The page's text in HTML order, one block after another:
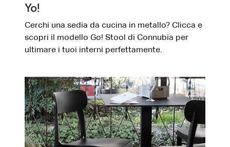
Yo!
Cerchi una sedia da cucina in metallo? Clicca e
scopri il modello Go! Stool di Connubia per
ultimare i tuoi interni perfettamente.